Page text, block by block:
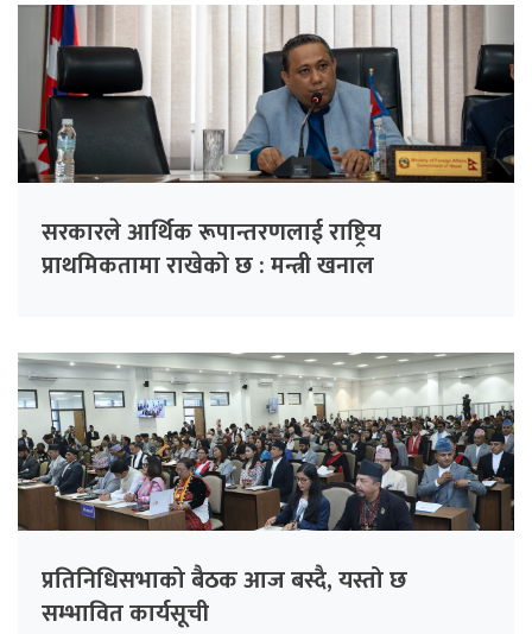
सरकारले आर्थिक रूपान्तरणलाई राष्ट्रिय
प्राथमिकतामा राखेको छ : मन्त्री खनाल
प्रतिनिधिसभाको बैठक आज बस्दै, यस्तो छ
सम्भावित कार्यसूची